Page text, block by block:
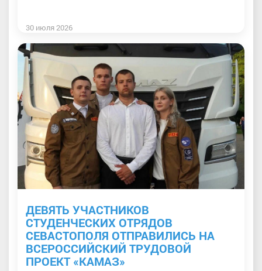
30 июля 2026
ДЕВЯТЬ УЧАСТНИКОВ
СТУДЕНЧЕСКИХ ОТРЯДОВ
СЕВАСТОПОЛЯ ОТПРАВИЛИСЬ НА
ВСЕРОССИЙСКИЙ ТРУДОВОЙ
ПРОЕКТ «КАМАЗ»